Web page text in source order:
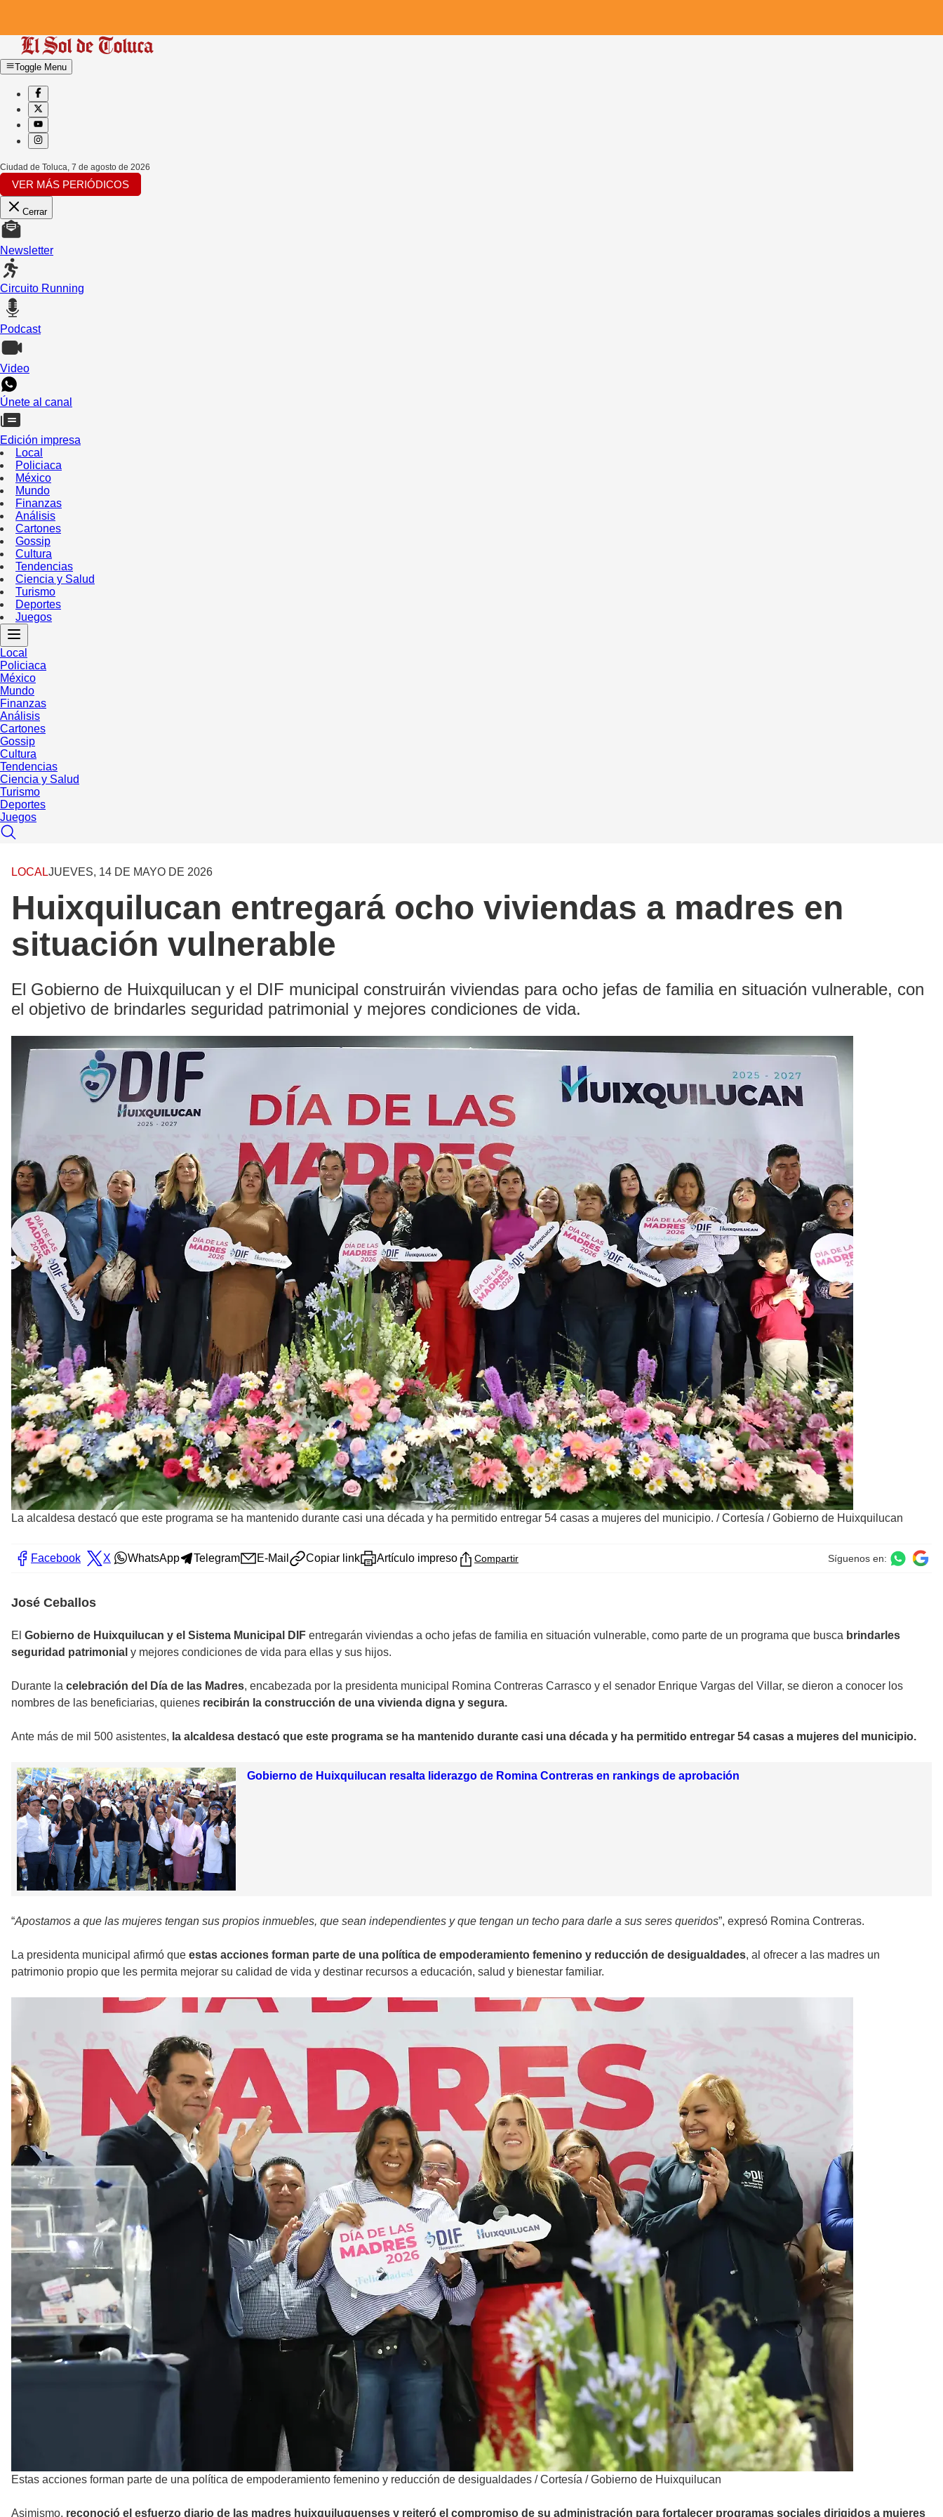
Toggle Menu
Ciudad de Toluca 7 de agosto de 2026
VER MÁS PERIÓDICOS
Cerrar
Newsletter
Circuito Running
Podcast
Video
Únete al canal
Edición impresa
Local
Policiaca
México
Mundo
Finanzas
Análisis
Cartones
Gossip
Cultura
Tendencias
Ciencia y Salud
Turismo
Deportes
Juegos
Local
Policiaca
México
Mundo
Finanzas
Análisis
Cartones
Gossip
Cultura
Tendencias
Ciencia y Salud
Turismo
Deportes
Juegos
LOCALJUEVES, 14 DE MAYO DE 2026
Huixquilucan entregará ocho viviendas a madres en
situación vulnerable
El Gobierno de Huixquilucan y el DIF municipal construirán viviendas para ocho jefas de familia en situación vulnerable, con
el objetivo de brindarles seguridad patrimonial y mejores condiciones de vida.
La alcaldesa destacó que este programa se ha mantenido durante casi una década y ha permitido entregar 54 casas a mujeres del municipio. /Cortesía / Gobierno de Huixquilucan
Facebook X WhatsApp Telegram E-Mail Copiar link Artículo impreso Compartir Síguenos en:
José Ceballos
El Gobierno de Huixquilucan y el Sistema Municipal DIF entregarán viviendas a ocho jefas de familia en situación vulnerable, como parte de un programa que busca brindarles
seguridad patrimonial y mejores condiciones de vida para ellas y sus hijos.
Durante la celebración del Día de las Madres, encabezada por la presidenta municipal Romina Contreras Carrasco y el senador Enrique Vargas del Villar, se dieron a conocer los
nombres de las beneficiarias, quienes recibirán la construcción de una vivienda digna y segura.
Ante más de mil 500 asistentes, la alcaldesa destacó que este programa se ha mantenido durante casi una década y ha permitido entregar 54 casas a mujeres del municipio.
Gobierno de Huixquilucan resalta liderazgo de Romina Contreras en rankings de aprobación
“Apostamos a que las mujeres tengan sus propios inmuebles, que sean independientes y que tengan un techo para darle a sus seres queridos”, expresó Romina Contreras.
La presidenta municipal afirmó que estas acciones forman parte de una política de empoderamiento femenino y reducción de desigualdades, al ofrecer a las madres un
patrimonio propio que les permita mejorar su calidad de vida y destinar recursos a educación, salud y bienestar familiar.
Estas acciones forman parte de una política de empoderamiento femenino y reducción de desigualdades /Cortesía / Gobierno de Huixquilucan
Asimismo, reconoció el esfuerzo diario de las madres huixquiluquenses y reiteró el compromiso de su administración para fortalecer programas sociales dirigidos a mujeres